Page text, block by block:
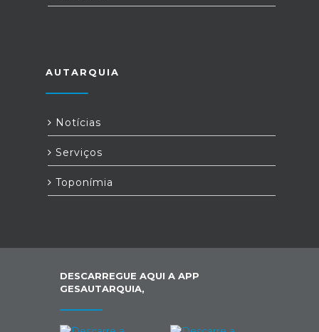
AUTARQUIA
Notícias
Serviços
Toponímia
DESCARREGUE AQUI A APP
GESAUTARQUIA,